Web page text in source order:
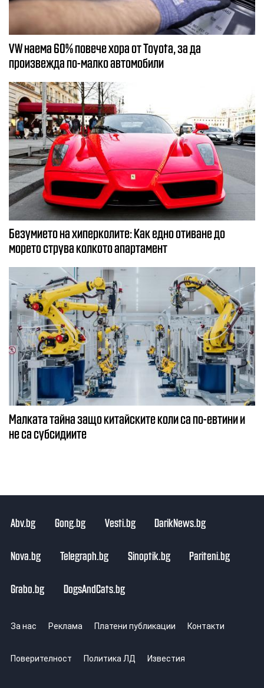
VW наема 60% повече хора от Toyota, за да
произвежда по-малко автомобили
Безумието на хиперколите: Как едно отиване до
морето струва колкото апартамент
Малката тайна защо китайските коли са по-евтини и
не са субсидиите
Abv.bg Gong.bg Vesti.bg DarikNews.bg
Nova.bg Telegraph.bg Sinoptik.bg Pariteni.bg
Grabo.bg DogsAndCats.bg
За нас Реклама Платени публикации Контакти
Поверителност Политика ЛД Известия